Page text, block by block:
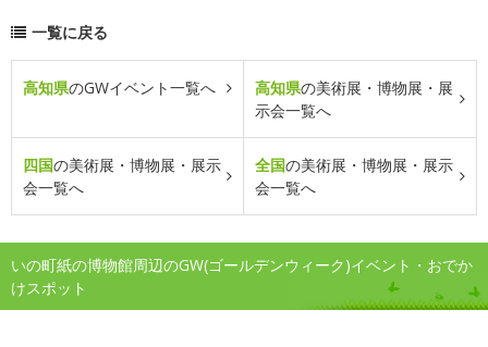
一覧に戻る
高知県のGWイベント一覧へ 高知県の美術展・博物展・展
示会一覧へ
四国の美術展・博物展・展示
会一覧へ
全国の美術展・博物展・展示
会一覧へ
いの町紙の博物館周辺のGW(ゴールデンウィーク)イベント・おでか
けスポット